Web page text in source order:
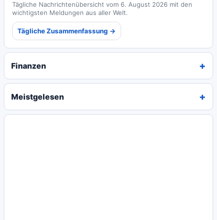
Tägliche Nachrichtenübersicht vom 6. August 2026 mit den
wichtigsten Meldungen aus aller Welt.
Tägliche Zusammenfassung →
Finanzen
Meistgelesen